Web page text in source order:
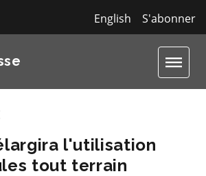
S'abonner
English
l'utilisation
tout terrain